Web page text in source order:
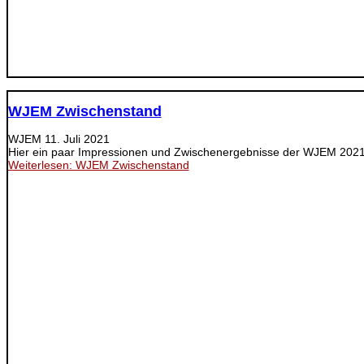
WJEM Zwischenstand
WJEM 11. Juli 2021
Hier ein paar Impressionen und Zwischenergebnisse der WJEM
Weiterlesen: WJEM Zwischenstand